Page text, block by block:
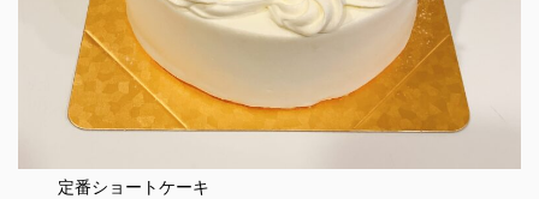
定番ショートケーキ